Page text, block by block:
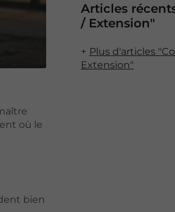
Articles
/ Extension"
Plus d'articles
Extension"
où le
bien